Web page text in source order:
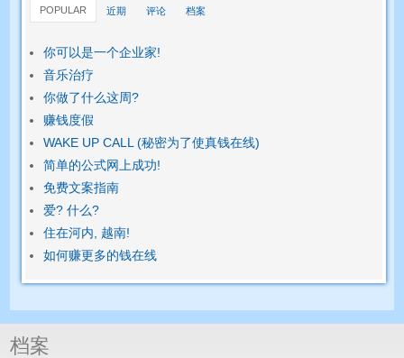
POPULAR 近期 评论 档案
你可以是一个企业家!
音乐治疗
你做了什么这周?
赚钱度假
WAKE UP CALL (秘密为了使真钱在线)
简单的公式网上成功!
免费文案指南
爱? 什么?
住在河内, 越南!
如何赚更多的钱在线
档案